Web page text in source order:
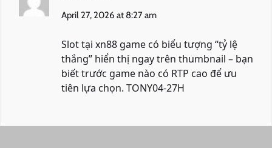
April 27, 2026 at 8:27 am
Slot tại xn88 gamecó biểu tượng “tỷ lệ
thắng” hiển thị ngay trên thumbnail – bạn
biết trước game nào có RTP cao để ưu
tiên lựa chọn. TONY04-27H